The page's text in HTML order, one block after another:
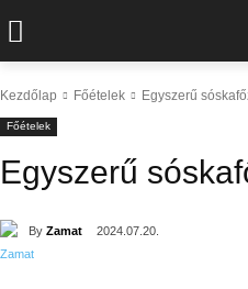
Kezdőlap Főételek Egyszerű
Főételek
Egyszerű
By Zamat 2024.07.20.